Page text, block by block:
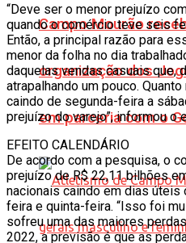
Campo Mourão
organização dos
em parceria com o
“Deve ser o menor prejuízo
quando o comércio teve seis
Então, a principal razão para
menor da folha no dia
daquelas vendas casuais que,
atrapalhando um pouco.
caindo de segunda-feira a
prejuízo do varejo”, informou o
EFEITO CALENDÁRIO
De acordo com a pesquisa, o
prejuízo de R$ 22,11 bilhões
nacionais caindo em dias úteis
feira e quinta-feira. “Isso foi
sofreu uma das maiores
2022, a previsão é que as